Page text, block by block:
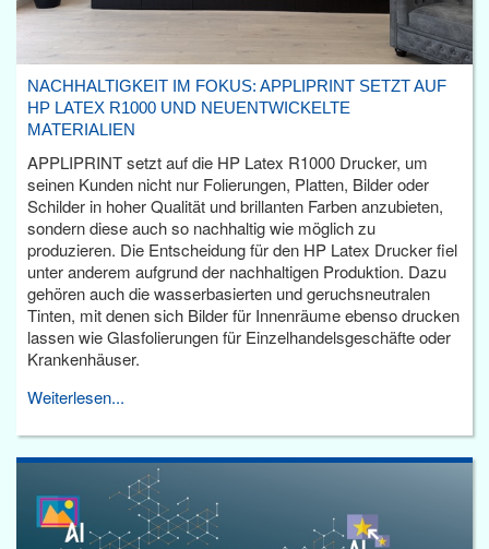
NACHHALTIGKEIT IM FOKUS: APPLIPRINT SETZT AUF
HP LATEX R1000 UND NEUENTWICKELTE
MATERIALIEN
APPLIPRINT setzt auf die HP Latex R1000 Drucker, um
seinen Kunden nicht nur Folierungen, Platten, Bilder oder
Schilder in hoher Qualität und brillanten Farben anzubieten,
sondern diese auch so nachhaltig wie möglich zu
produzieren. Die Entscheidung für den HP Latex Drucker fiel
unter anderem aufgrund der nachhaltigen Produktion. Dazu
gehören auch die wasserbasierten und geruchsneutralen
Tinten, mit denen sich Bilder für Innenräume ebenso drucken
lassen wie Glasfolierungen für Einzelhandelsgeschäfte oder
Krankenhäuser.
Weiterlesen...